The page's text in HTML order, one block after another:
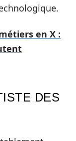
en X :
DES